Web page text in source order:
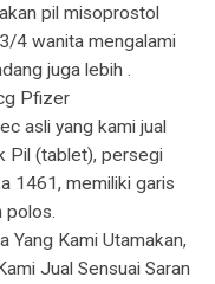
pil misoprostol
4 wanita mengalami
juga lebih .
Pfizer
asli yang kami jual
Pil (tablet), persegi
1461, memiliki garis
Yang Kami Utamakan,
Jual Sensuai Saran